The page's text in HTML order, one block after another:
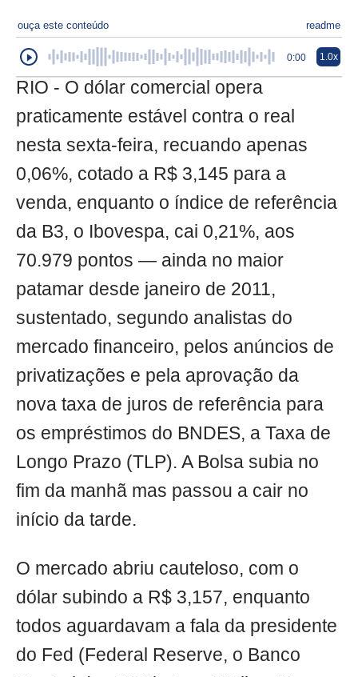
ouça este conteúdo readme
0:00 1.0x
RIO - O dólar comercial opera
praticamente estável contra o real
nesta sexta-feira, recuando apenas
0,06%, cotado a R$ 3,145 para a
venda, enquanto o índice de referência
da B3, o Ibovespa, cai 0,21%, aos
70.979 pontos — ainda no maior
patamar desde janeiro de 2011,
sustentado, segundo analistas do
mercado financeiro, pelos anúncios de
privatizações e pela aprovação da
nova taxa de juros de referência para
os empréstimos do BNDES, a Taxa de
Longo Prazo (TLP). A Bolsa subia no
fim da manhã mas passou a cair no
início da tarde.
O mercado abriu cauteloso, com o
dólar subindo a R$ 3,157, enquanto
todos aguardavam a fala da presidente
do Fed (Federal Reserve, o Banco